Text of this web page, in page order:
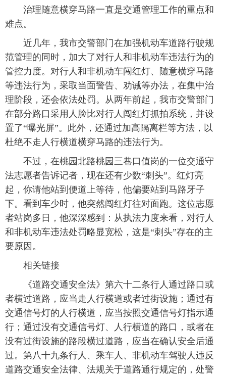
治理随意横穿马路一直是交通管理工作的重点和
难点。
近几年，我市交警部门在加强机动车道路行驶规
范管理的同时，加大了对行人和非机动车违法行为的
管控力度。对行人和非机动车闯红灯、随意横穿马路
等违法行为，采取当面警告、劝诫等办法，在集中治
理阶段，还会依法处罚。从两年前起，我市交警部门
在部分路口采用人脸比对行人闯红灯抓拍系统，并设
置了“曝光屏”。此外，还通过加高隔离栏等方法，以
杜绝不走人行横道横穿马路的违法行为。
不过，在桃园北路桃园三巷口值岗的一位交通守
法志愿者告诉记者，现在还有少数“刺头”。红灯亮
起，你请他站到便道上等待，他偏要站到马路牙子
下。看到车少时，他突然闯红灯往对面跑。这位志愿
者站岗多日，他深深感到：从执法力度来看，对行人
和非机动车违法处罚略显宽松，这是“刺头”存在的主
要原因。
相关链接
《道路交通安全法》第六十二条行人通过路口或
者横过道路，应当走人行横道或者过街设施；通过有
交通信号灯的人行横道，应当按照交通信号灯指示通
行；通过没有交通信号灯、人行横道的路口，或者在
没有过街设施的路段横过道路，应当在确认安全后通
过。第八十九条行人、乘车人、非机动车驾驶人违反
道路交通安全法律、法规关于道路通行规定的，处警